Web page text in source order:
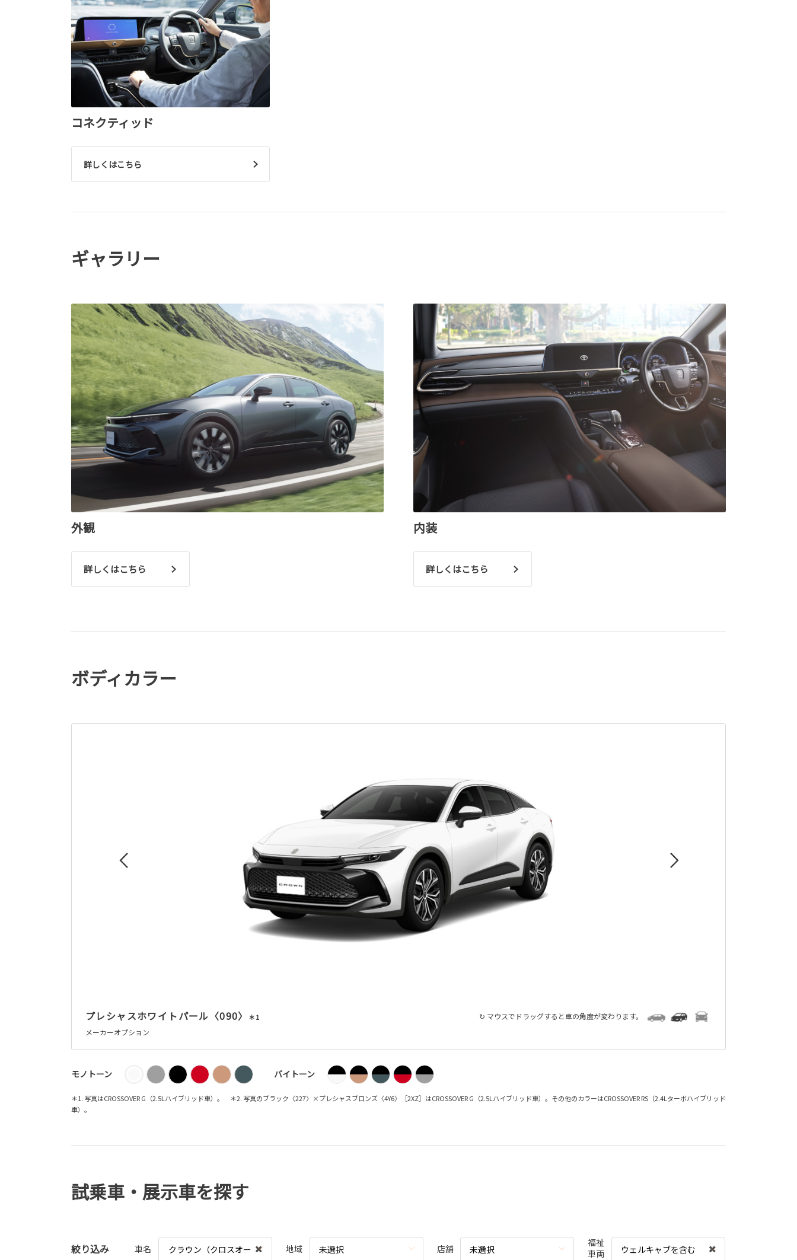
コネクティッド
詳しくはこちら
ギャラリー
外観
詳しくはこちら
内装
詳しくはこちら
ボディカラー
プレシャスホワイトパール〈090〉 ＊1
メーカーオプション
↻ マウスでドラッグすると車の角度が変わります。
モノトーン バイトーン
＊1. 写真はCROSSOVER G（2.5Lハイブリッド車）。 ＊2. 写真のブラック〈227〉×プレシャスブロンズ〈4Y6〉［2XZ］はCROSSOVER G（2.5Lハイブリッド車）。その他のカラーはCROSSOVER RS（2.4Lターボハイブリッド
車）。
試乗車・展示車を探す
絞り込み 車名 クラウン（クロスオー 地域 未選択 店舗 未選択
福祉
車両
ウェルキャブを含む